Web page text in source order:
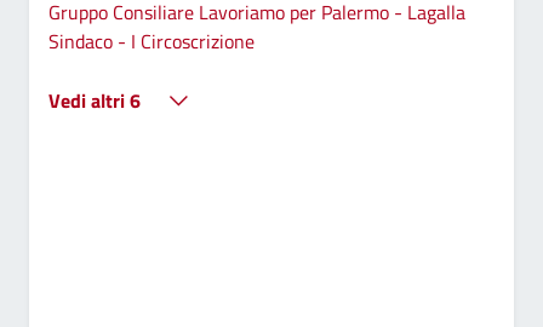
Gruppo Consiliare Lavoriamo per Palermo - Lagalla
Sindaco - I Circoscrizione
Vedi altri 6